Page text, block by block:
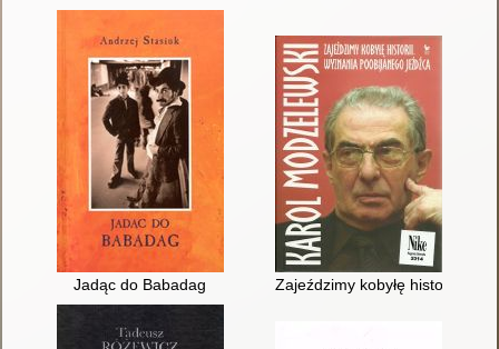
Jadąc do Babadag Zajeździmy kobyłę historii :